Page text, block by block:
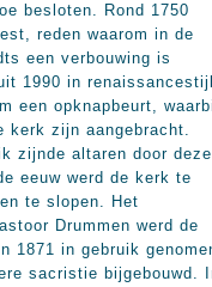
besloten. Rond 1750
reden waarom in de
een verbouwing is
1990 in
een opknapbeurt,
kerk zijn aangebracht.
zijnde altaren door deze
eeuw werd de kerk te
te slopen. Het
Drummen werd de
1871 in gebruik
sacristie bijgebouwd.